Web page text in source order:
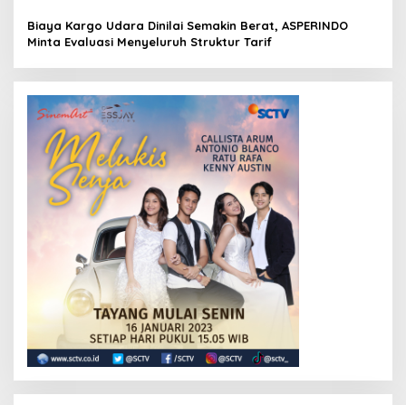
Biaya Kargo Udara Dinilai Semakin Berat, ASPERINDO
Minta Evaluasi Menyeluruh Struktur Tarif